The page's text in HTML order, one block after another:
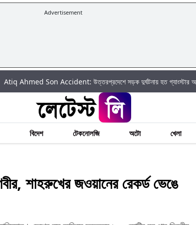
Advertisement
Son Accident: উত্তরপ্রদেশে সড়ক দুর্ঘটনায় হত গ্যাংস্টার আতিক
বিদেশ টেকনোলজি অটো খেলা
শাহরুখের জওয়ানের রেকর্ড ভেঙে